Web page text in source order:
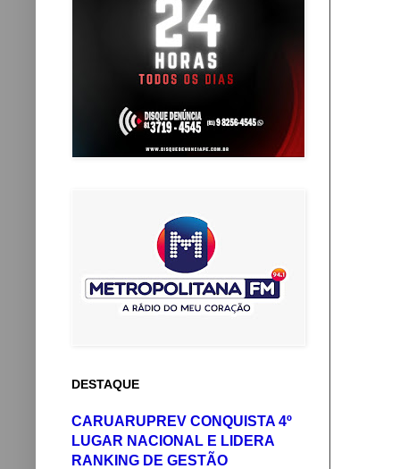
DESTAQUE
CARUARUPREV CONQUISTA 4º
LUGAR NACIONAL E LIDERA
RANKING DE GESTÃO